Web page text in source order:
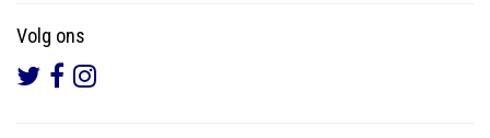
Volg ons